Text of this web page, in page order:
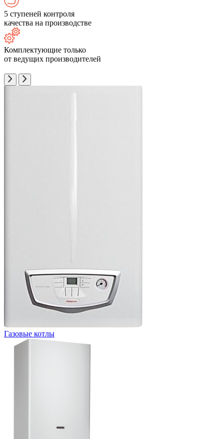
5 ступеней контроля
качества на производстве
Комплектующие только
от ведущих производителей
Газовые котлы